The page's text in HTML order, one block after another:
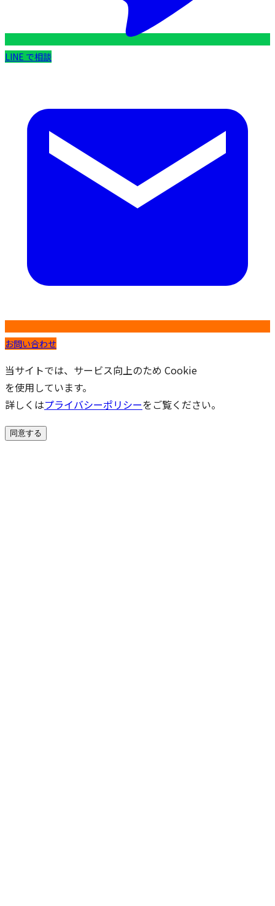
LINE で相談
お問い合わせ
当サイトでは、サービス向上のため Cookie
を使用しています。
詳しくはプライバシーポリシーをご覧ください。
同意する